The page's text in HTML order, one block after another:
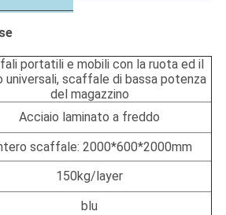
portatili e mobili con la ruota ed il
universali, scaffale di bassa potenza
del magazzino
Acciaio laminato a freddo
scaffale: 2000*600*2000mm
150kg/layer
blu